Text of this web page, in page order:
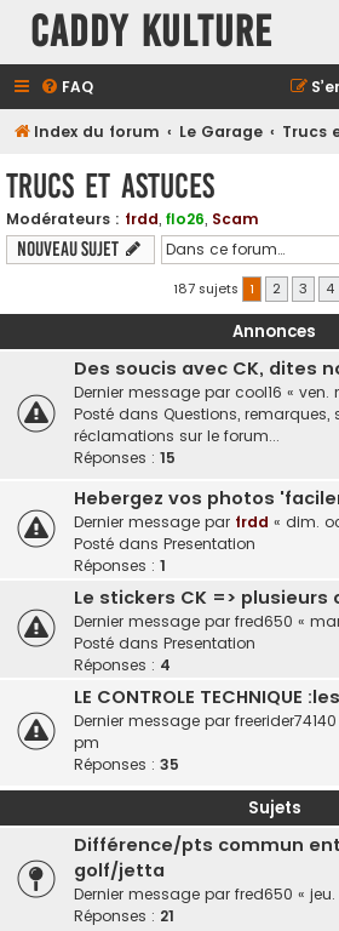
Caddy Kulture
FAQ
Index du forum Le Garage Trucs
Trucs et Astuces
Modérateurs : frdd, flo26, Scam
Nouveau sujet
187 sujets 1 2 3 4
Annonces
Des soucis avec CK, dites
Dernier message par cool16 « ven.
Posté dans Questions, remarques,
réclamations sur le forum...
Réponses : 15
Hebergez vos photos
Dernier message par frdd « dim.
Posté dans Presentation
Réponses : 1
Le stickers CK =>
Dernier message par fred650 «
Posté dans Presentation
Réponses : 4
LE CONTROLE TECHNIQUE
Dernier message par freerider74140
pm
Réponses : 35
Sujets
Différence/pts commun
golf/jetta
Dernier message par fred650 « jeu.
Réponses : 21